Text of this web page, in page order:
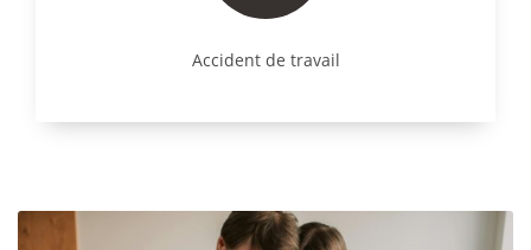
Accident de travail